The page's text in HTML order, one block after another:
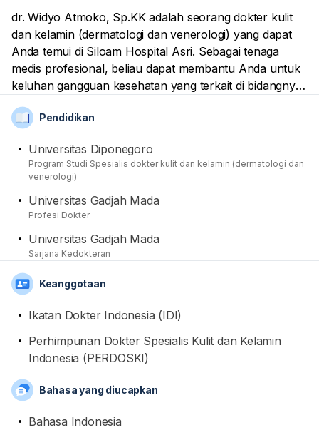
dr. Widyo Atmoko, Sp.KK adalah seorang dokter kulit
dan kelamin (dermatologi dan venerologi) yang dapat
Anda temui di Siloam Hospital Asri. Sebagai tenaga
medis profesional, beliau dapat membantu Anda untuk
keluhan gangguan kesehatan yang terkait di bidangnya.
Namanya pun sudah tercatat sebagai anggota dari
Ikatan Dokter Indonesia (IDI) dan Perhimpunan Dokter
Untuk sisi pendidikannya, dirinya telah mendapatkan
gelar spesialis di Universitas Diponegoro setelah
dari Universitas Gadjah Mada.
Pendidikan
Universitas Diponegoro
Program Studi Spesialis dokter kulit dan kelamin (dermatologi dan
venerologi)
Universitas Gadjah Mada
Profesi Dokter
Universitas Gadjah Mada
Sarjana Kedokteran
Keanggotaan
Ikatan Dokter Indonesia (IDI)
Perhimpunan Dokter Spesialis Kulit dan Kelamin
Indonesia (PERDOSKI)
Bahasa yang diucapkan
Bahasa Indonesia